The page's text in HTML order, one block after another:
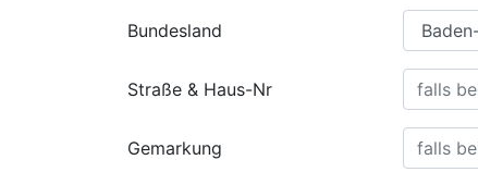
Bundesland
Straße & Haus-Nr
Gemarkung